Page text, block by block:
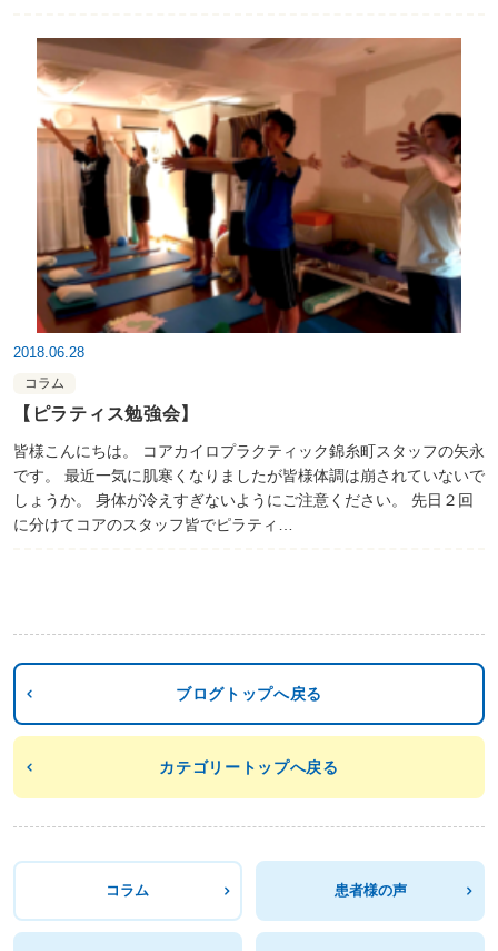
2018.06.28
コラム
【ピラティス勉強会】
皆様こんにちは。 コアカイロプラクティック錦糸町スタッフの矢永
です。 最近一気に肌寒くなりましたが皆様体調は崩されていないで
しょうか。 身体が冷えすぎないようにご注意ください。 先日２回
に分けてコアのスタッフ皆でピラティ…
ブログトップへ戻る
カテゴリートップへ戻る
コラム 患者様の声